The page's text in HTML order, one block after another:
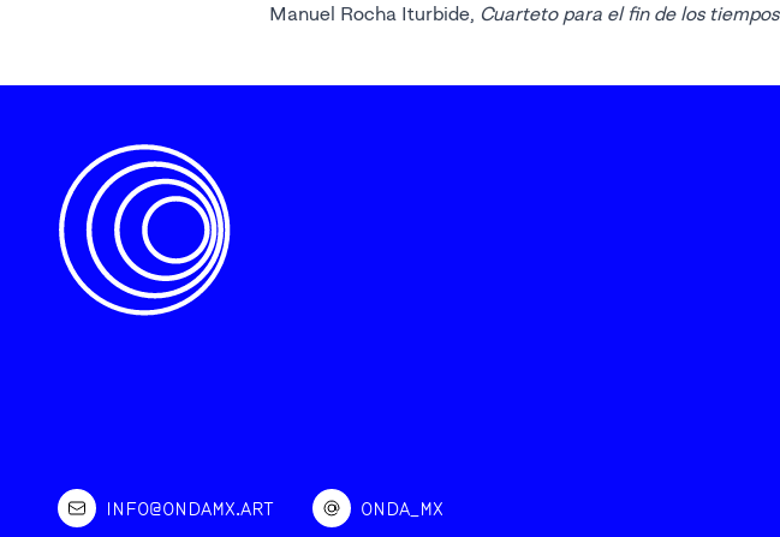
Manuel Rocha Iturbide, Cuarteto para el fin de los tiempos
INFO@ONDAMX.ART ONDA_MX